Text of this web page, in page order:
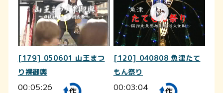
[179] 050601 山王まつ
り裸御輿
00:05:26
[120] 040808 魚津たて
もん祭り
00:03:04